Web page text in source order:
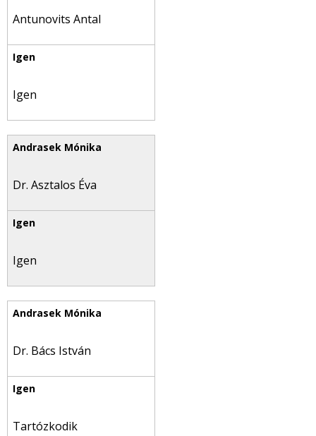
Antunovits Antal
Igen
Dr. Asztalos Éva
Igen
Dr. Bács István
Tartózkodik